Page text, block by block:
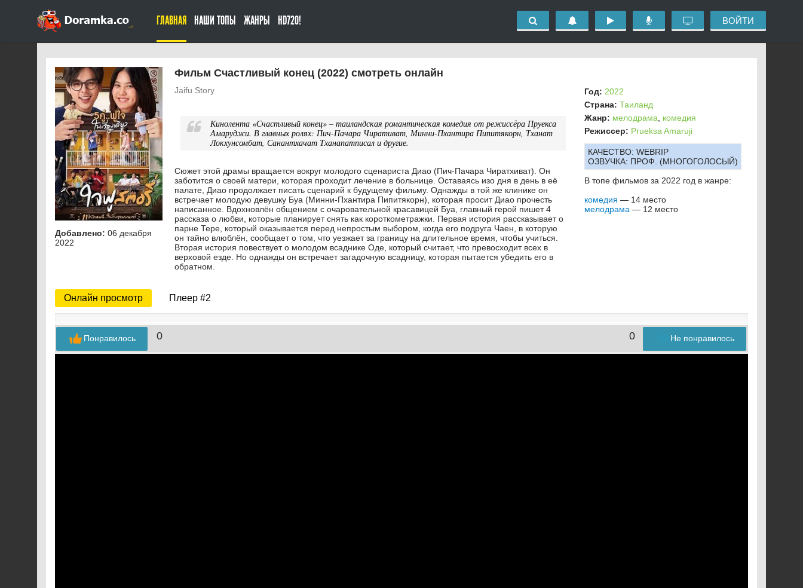
ГЛАВНАЯ НАШИ ТОПЫ ЖАНРЫ HD720! ВОЙТИ
Фильм Счастливый конец (2022) смотреть онлайн
Jaifu Story
Кинолента «Счастливый конец» – таиландская романтическая комедия от режиссёра Пруекса
Амаруджи. В главных ролях: Пич-Пачара Чиративат, Минни-Пхантира Пипитякорн, Тханат
Локхунсомбат, Санантхачат Тханапатписал и другие.
Сюжет этой драмы вращается вокруг молодого сценариста Диао (Пич-Пачара Чиратхиват). Он
заботится о своей матери, которая проходит лечение в больнице. Оставаясь изо дня в день в её
палате, Диао продолжает писать сценарий к будущему фильму. Однажды в той же клинике он
встречает молодую девушку Буа (Минни-Пхантира Пипитякорн), которая просит Диао прочесть
написанное. Вдохновлён общением с очаровательной красавицей Буа, главный герой пишет 4
рассказа о любви, которые планирует снять как короткометражки. Первая история рассказывает о
парне Тере, который оказывается перед непростым выбором, когда его подруга Чаен, в которую
он тайно влюблён, сообщает о том, что уезжает за границу на длительное время, чтобы учиться.
Вторая история повествует о молодом всаднике Оде, который считает, что превосходит всех в
верховой езде. Но однажды он встречает загадочную всадницу, которая пытается убедить его в
обратном.
Добавлено: 06 декабря
2022
Год: 2022
Страна: Таиланд
Жанр: мелодрама
комедия
Режиссер: Prueksa Amaruji
КАЧЕСТВО: WEBRIP
ОЗВУЧКА: ПРОФ. (МНОГОГОЛОСЫЙ)
В топе фильмов за 2022 год в жанре:
комедия — 14 место
мелодрама — 12 место
Онлайн просмотр Плеер #2
0 0 Не понравилось
Понравилось